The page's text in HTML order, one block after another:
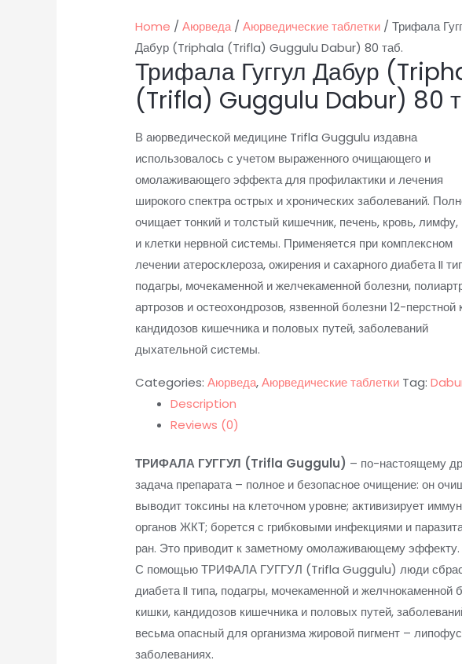
Home /Аюрведа/Аюрведические таблетки / Трифала
Дабур (Triphala (Trifla) Guggulu Dabur) 80 таб.
Трифала Гуггул Дабур
(Trifla) Guggulu Dabur) 80
В аюрведической медицине Trifla Guggulu издавна
использовалось с учетом выраженного очищающего и
омолаживающего эффекта для профилактики и лечения
широкого спектра острых и хронических заболеваний.
очищает тонкий и толстый кишечник, печень, кровь, лимфу,
и клетки нервной системы. Применяется при комплексном
лечении атеросклероза, ожирения и сахарного диабета II
подагры, мочекаменной и желчекаменной болезни,
артрозов и остеохондрозов, язвенной болезни 12-перстной
кандидозов кишечника и половых путей, заболеваний
дыхательной системы.
Categories:Аюрведа,Аюрведические таблетки Tag:
Description
Reviews (0)
ТРИФАЛА ГУГГУЛ (Trifla Guggulu) – по-настоящему
задача препарата – полное и безопасное очищение: он
выводит токсины на клеточном уровне; активизирует
органов ЖКТ; борется с грибковыми инфекциями и
ран. Это приводит к заметному омолаживающему эффекту.
С помощью ТРИФАЛА ГУГГУЛ (Trifla Guggulu) люди
диабета II типа, подагры, мочекаменной и желчнокаменной
кишки, кандидозов кишечника и половых путей,
весьма опасный для организма жировой пигмент –
заболеваниях.